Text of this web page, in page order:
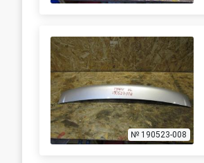
№ 190523-008